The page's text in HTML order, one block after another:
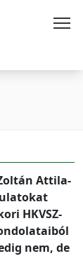
Attila-
HKVSZ-
nem, de